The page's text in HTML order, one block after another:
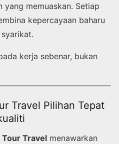
yang memuaskan. Setiap
kepercayaan baharu
kerja sebenar, bukan
Travel Pilihan Tepat
Tour Travel menawarkan